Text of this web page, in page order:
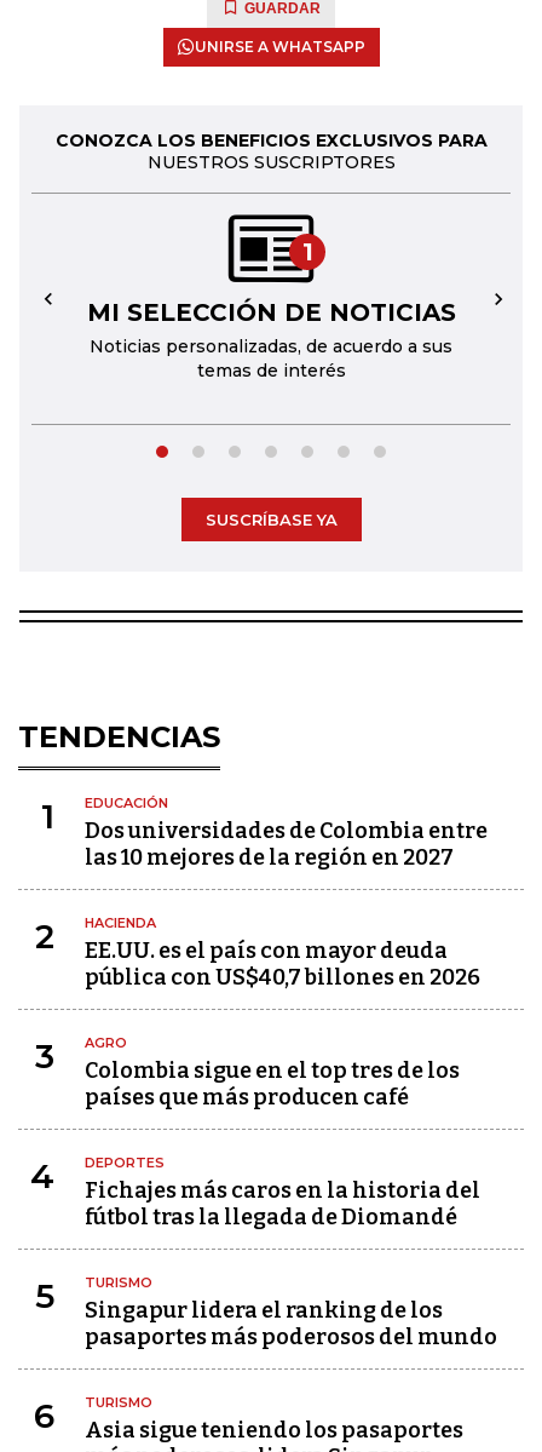
GUARDAR
UNIRSE A WHATSAPP
CONOZCA LOS BENEFICIOS EXCLUSIVOS PARA
NUESTROS SUSCRIPTORES
1
MI SELECCIÓN DE NOTICIAS
Noticias personalizadas, de acuerdo a sus
temas de interés
← →
SUSCRÍBASE YA
TENDENCIAS
1 EDUCACIÓN
Dos universidades de Colombia entre
las 10 mejores de la región en 2027
2 HACIENDA
EE.UU. es el país con mayor deuda
pública con US$40,7 billones en 2026
3 AGRO
Colombia sigue en el top tres de los
países que más producen café
4 DEPORTES
Fichajes más caros en la historia del
fútbol tras la llegada de Diomandé
5 TURISMO
Singapur lidera el ranking de los
pasaportes más poderosos del mundo
6 TURISMO
Asia sigue teniendo los pasaportes